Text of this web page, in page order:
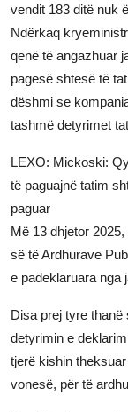
vendit 183 ditë nuk
Ndërkaq
qenë të angazhuar
pagesë shtesë të
dëshmi se
tashmë detyrimet
LEXO: Mickoski:
të paguajnë tatim
paguar
Më 13 dhjetor
së të Ardhurave
e padeklaruara nga
Disa prej tyre
detyrimin e
tjerë kishin
vonesë, për të